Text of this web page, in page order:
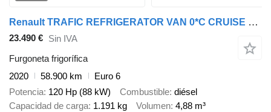
Renault TRAFIC REFRIGERATOR VAN 0*C CRUISE CONTROL LED LIGHTS AIR CONDIT
23.490 € Sin IVA
Furgoneta frigorífica
2020
58.900 km
Euro 6
Potencia 120 Hp (88 kW) Combustible diésel
Capacidad de carga 1.191 kg Volumen 4,88 m³